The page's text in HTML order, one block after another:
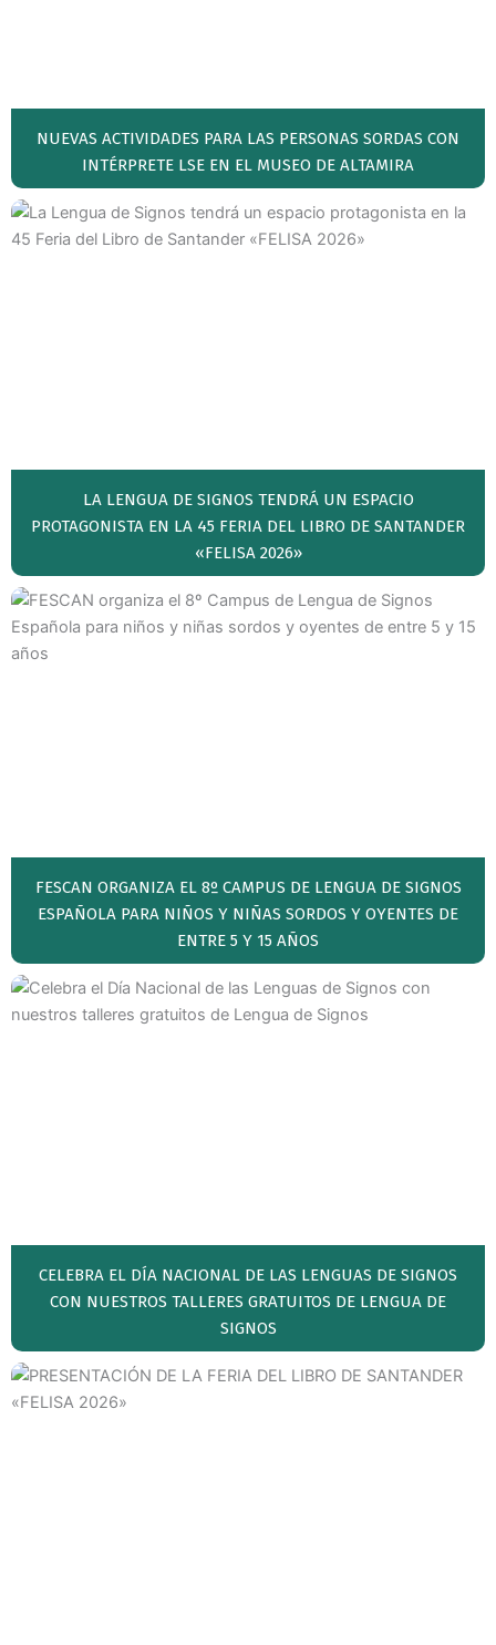
NUEVAS ACTIVIDADES PARA LAS PERSONAS SORDAS CON
INTÉRPRETE LSE EN EL MUSEO DE ALTAMIRA
LA LENGUA DE SIGNOS TENDRÁ UN ESPACIO
PROTAGONISTA EN LA 45 FERIA DEL LIBRO DE SANTANDER
«FELISA 2026»
FESCAN ORGANIZA EL 8º CAMPUS DE LENGUA DE SIGNOS
ESPAÑOLA PARA NIÑOS Y NIÑAS SORDOS Y OYENTES DE
ENTRE 5 Y 15 AÑOS
CELEBRA EL DÍA NACIONAL DE LAS LENGUAS DE SIGNOS
CON NUESTROS TALLERES GRATUITOS DE LENGUA DE
SIGNOS